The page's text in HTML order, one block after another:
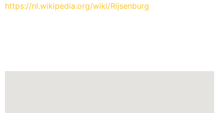
https://nl.wikipedia.org/wiki/Rijsenburg